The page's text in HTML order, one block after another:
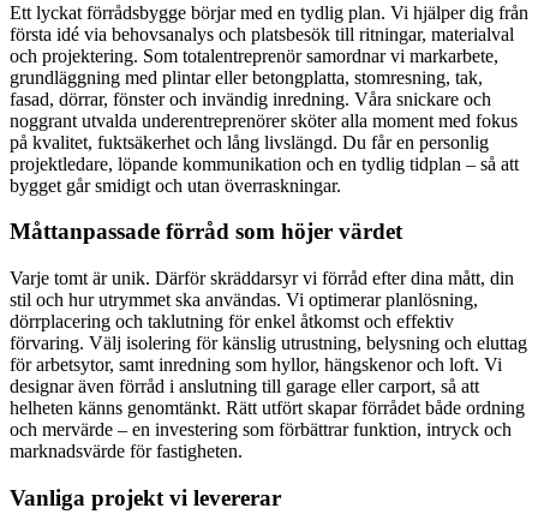
Ett lyckat förrådsbygge börjar med en tydlig plan. Vi hjälper dig från
första idé via behovsanalys och platsbesök till ritningar, materialval
och projektering. Som totalentreprenör samordnar vi markarbete,
grundläggning med plintar eller betongplatta, stomresning, tak,
fasad, dörrar, fönster och invändig inredning. Våra snickare och
noggrant utvalda underentreprenörer sköter alla moment med fokus
på kvalitet, fuktsäkerhet och lång livslängd. Du får en personlig
projektledare, löpande kommunikation och en tydlig tidplan – så att
bygget går smidigt och utan överraskningar.
Måttanpassade förråd som höjer värdet
Varje tomt är unik. Därför skräddarsyr vi förråd efter dina mått, din
stil och hur utrymmet ska användas. Vi optimerar planlösning,
dörrplacering och taklutning för enkel åtkomst och effektiv
förvaring. Välj isolering för känslig utrustning, belysning och eluttag
för arbetsytor, samt inredning som hyllor, hängskenor och loft. Vi
designar även förråd i anslutning till garage eller carport, så att
helheten känns genomtänkt. Rätt utfört skapar förrådet både ordning
och mervärde – en investering som förbättrar funktion, intryck och
marknadsvärde för fastigheten.
Vanliga projekt vi levererar